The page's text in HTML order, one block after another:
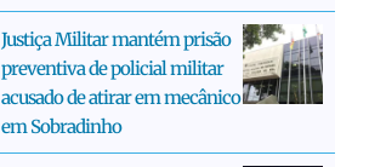
Justiça Militar mantém prisão
preventiva de policial militar
acusado de atirar em mecânico
em Sobradinho